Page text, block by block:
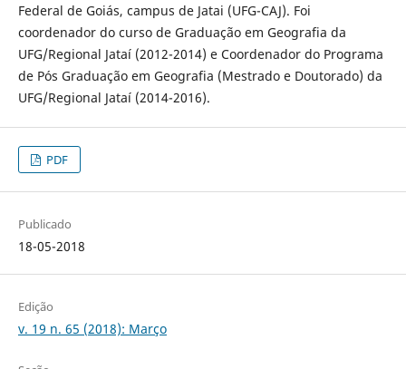
Federal de Goiás, campus de Jatai (UFG-CAJ). Foi
coordenador do curso de Graduação em Geografia da
UFG/Regional Jataí (2012-2014) e Coordenador do Programa
de Pós Graduação em Geografia (Mestrado e Doutorado) da
UFG/Regional Jataí (2014-2016).
PDF
Publicado
18-05-2018
Edição
v. 19 n. 65 (2018): Março